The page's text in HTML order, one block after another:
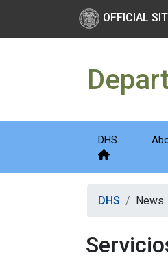
New Jersey
Skip to main Content
OFFICIAL
DHS
DHS News